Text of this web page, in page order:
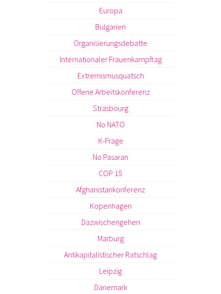
Europa
Bulgarien
Organisierungsdebatte
Internationaler Frauenkampftag
Extremismusquatsch
Offene Arbeitskonferenz
Strasbourg
No NATO
K-Frage
No Pasaran
COP 15
Afghanistankonferenz
Kopenhagen
Dazwischengehen
Marburg
Antikapitalistischer Ratschlag
Leipzig
Dänemark